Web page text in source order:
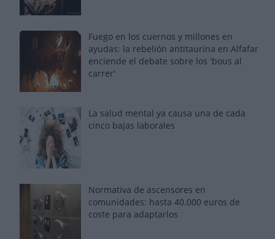
Fuego en los cuernos y millones en
ayudas: la rebelión antitaurina en Alfafar
enciende el debate sobre los 'bous al
carrer'
La salud mental ya causa una de cada
cinco bajas laborales
Normativa de ascensores en
comunidades: hasta 40.000 euros de
coste para adaptarlos